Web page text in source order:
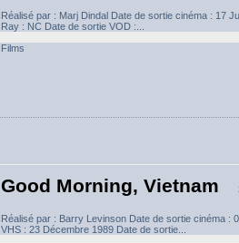
Réalisé par : Marj Dindal Date de sortie cinéma : 17
Ray : NC Date de sortie VOD :...
Films
Good Morning, Vietnam
Réalisé par : Barry Levinson Date de sortie cinéma :
VHS : 23 Décembre 1989 Date de sortie...